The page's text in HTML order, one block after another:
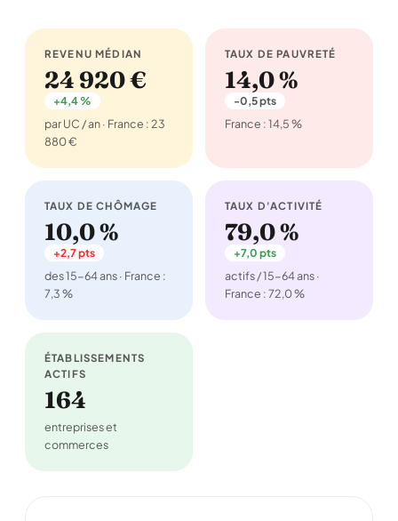
REVENU MÉDIAN
24 920 €
+4,4 %
par UC / an · France : 23
880 €
TAUX DE PAUVRETÉ
14,0 %
-0,5 pts
France : 14,5 %
TAUX DE CHÔMAGE
10,0 %
+2,7 pts
des 15-64 ans · France :
7,3 %
TAUX D'ACTIVITÉ
79,0 %
+7,0 pts
actifs / 15-64 ans ·
France : 72,0 %
ÉTABLISSEMENTS
ACTIFS
164
entreprises et
commerces